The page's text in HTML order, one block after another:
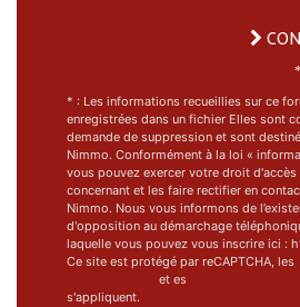
* : Les informations recueillies sur ce
enregistrées dans un fichier Elles sont
demande de suppression et sont
Nimmo. Conformément à la loi «
vous pouvez exercer votre droit d'accès
concernant et les faire rectifier en
Nimmo. Nous vous informons de
d'opposition au démarchage
laquelle vous pouvez vous inscrire ici :
Ce site est protégé par reCAPTCHA, les
et es
s'appliquent.